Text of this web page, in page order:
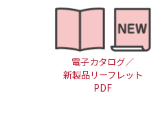
電子カタログ／
新製品リーフレット
PDF